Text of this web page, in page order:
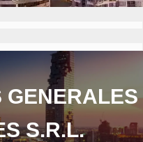
GENERALES
S.R.L.